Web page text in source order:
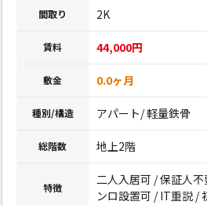
間取り 2K
賃料 44,000円
敷金 0.0ヶ月
種別/構造 アパート/ 軽量鉄骨
総階数 地上2階
特徴
二人入居可 / 保証人
ンロ設置可 / IT重説 /